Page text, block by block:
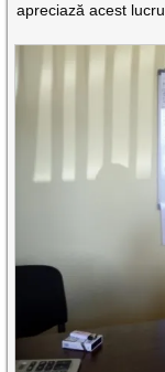
apreciază acest